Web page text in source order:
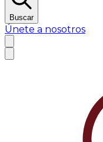
Buscar
Únete a nosotros